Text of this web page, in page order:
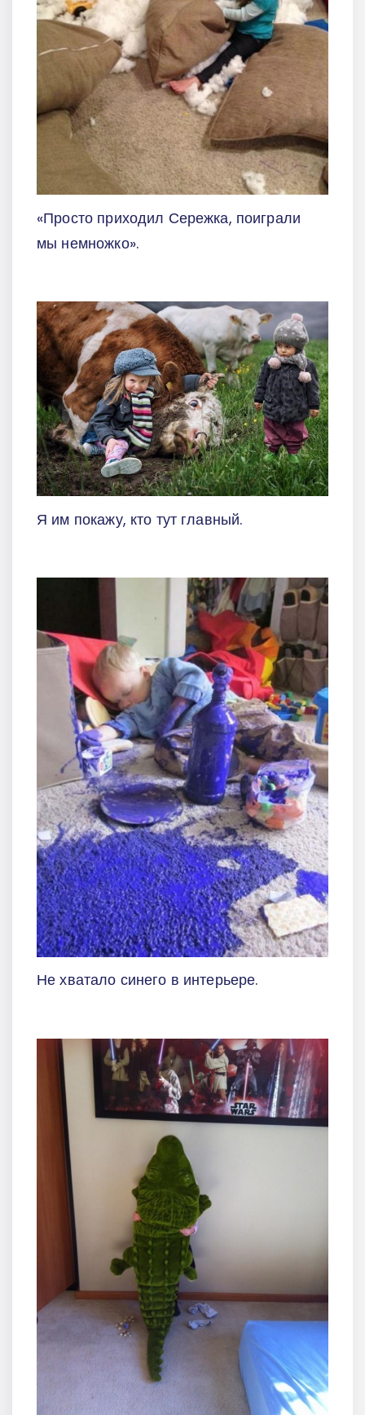
«Просто приходил Сережка, поиграли
мы немножко».
Я им покажу, кто тут главный.
Не хватало синего в интерьере.